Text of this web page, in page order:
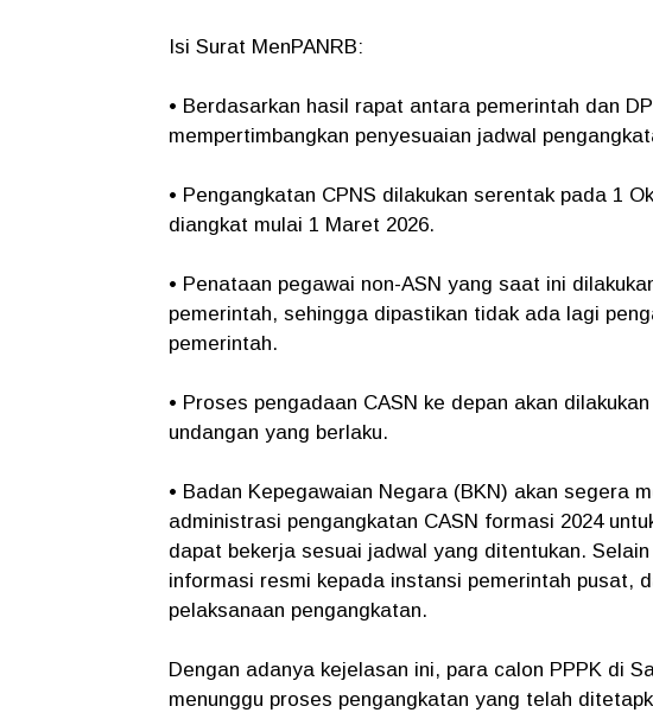
Isi Surat MenPANRB:
• Berdasarkan hasil rapat antara pemerintah dan
mempertimbangkan penyesuaian jadwal
• Pengangkatan CPNS dilakukan serentak pada 1
diangkat mulai 1 Maret 2026.
• Penataan pegawai non-ASN yang saat ini
pemerintah, sehingga dipastikan tidak ada lagi
pemerintah.
• Proses pengadaan CASN ke depan akan
undangan yang berlaku.
• Badan Kepegawaian Negara (BKN) akan segera
administrasi pengangkatan CASN formasi 2024
dapat bekerja sesuai jadwal yang ditentukan.
informasi resmi kepada instansi pemerintah pusat,
pelaksanaan pengangkatan.
Dengan adanya kejelasan ini, para calon PPPK di
menunggu proses pengangkatan yang telah